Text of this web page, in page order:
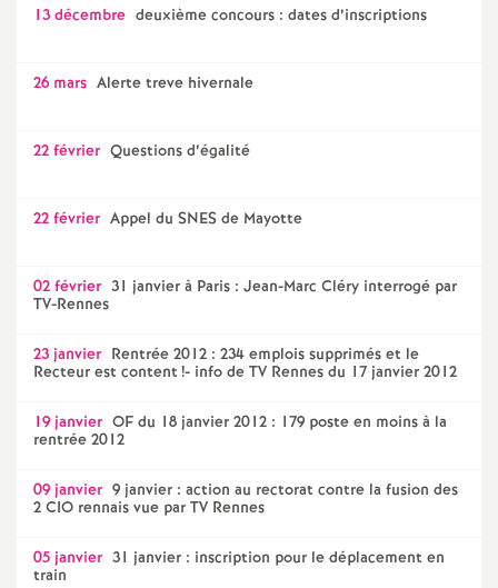
13 décembre deuxième concours : dates d’inscriptions
26 mars Alerte treve hivernale
22 février Questions d’égalité
22 février Appel du SNES de Mayotte
02 février 31 janvier à Paris : Jean-Marc Cléry interrogé par
TV-Rennes
23 janvier Rentrée 2012 : 234 emplois supprimés et le
Recteur est content!- info de TV Rennes du 17 janvier 2012
19 janvier OF du 18 janvier 2012 : 179 poste en moins à la
rentrée 2012
09 janvier 9 janvier : action au rectorat contre la fusion des
2 CIO rennais vue par TV Rennes
05 janvier 31 janvier : inscription pour le déplacement en
train